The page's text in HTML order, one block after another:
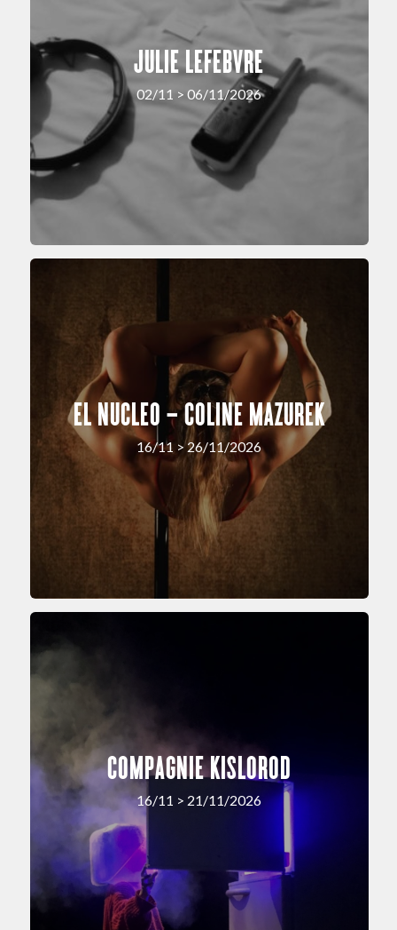
JULIE LEFEBVRE
02/11 > 06/11/2026
EL NUCLEO – COLINE MAZUREK
16/11 > 26/11/2026
COMPAGNIE KISLOROD
16/11 > 21/11/2026